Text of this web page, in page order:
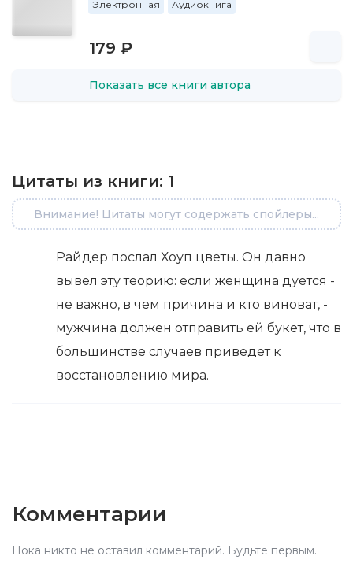
Электронная Аудиокнига
179 ₽
Показать все книги автора
Цитаты из книги: 1
Внимание! Цитаты могут содержать спойлеры...
Райдер послал Хоуп цветы. Он давно
вывел эту теорию: если женщина дуется -
не важно, в чем причина и кто виноват, -
мужчина должен отправить ей букет, что в
большинстве случаев приведет к
восстановлению мира.
Комментарии
Пока никто не оставил комментарий. Будьте первым.